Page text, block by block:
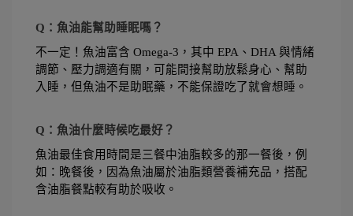
Q：魚油能幫助睡眠嗎？
不一定！魚油富含 Omega-3，其中 EPA、DHA 與情緒
調節、壓力調適有關，可能間接幫助放鬆身心、幫助
入睡，但魚油不是助眠藥，不能保證吃了就會想睡。
Q：魚油什麼時候吃最好？
魚油最佳食用時間是三餐中油脂較多的那一餐後，例
如：晚餐後，因為魚油屬於油脂類營養補充品，搭配
含油脂餐點較有助於吸收。